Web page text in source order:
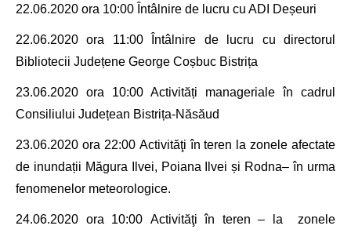
22.06.2020 ora 10:00 Întâlnire de lucru cu ADI Deșeuri
22.06.2020 ora 11:00 Întâlnire de lucru cu directorul
Bibliotecii Județene George Coșbuc Bistrița
23.06.2020 ora 10:00 Activități manageriale în cadrul
Consiliului Județean Bistrița-Năsăud
23.06.2020 ora 22:00 Activităţi în teren lazonele afectate
de inundații Măgura Ilvei, Poiana Ilvei și Rodna– în urma
fenomenelor meteorologice.
24.06.2020 ora 10:00 Activităţi în teren – lazonele